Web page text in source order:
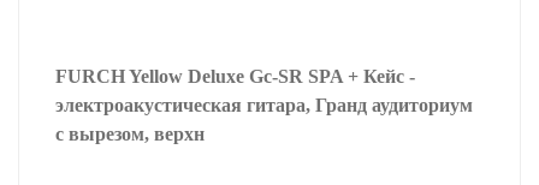
FURCH Yellow Deluxe Gc-SR SPA + Кейс -
электроакустическая гитара, Гранд аудиториум
с вырезом, верхн